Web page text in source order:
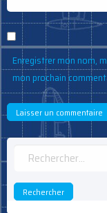
Enregistrer mon nom,
mon prochain
Rechercher :